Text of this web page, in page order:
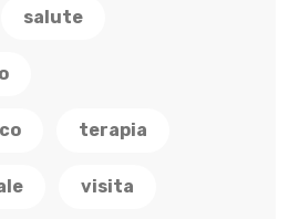
salute
terapia
visita